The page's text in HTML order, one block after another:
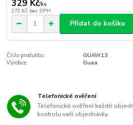
329 Kč/ks
272 Kč bez DPH
Přidat do košíku
Číslo produktu:
GUAW13
Výrobce:
Guaa
Telefonické ověření
Telefonické ověření každé
kontrolu vaší objednávky